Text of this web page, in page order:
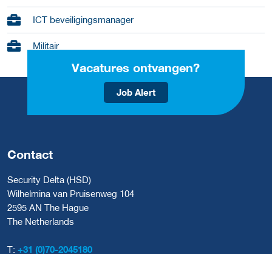
ICT beveiligingsmanager
Militair
Vacatures ontvangen?
Job Alert
Contact
Security Delta (HSD)
Wilhelmina van Pruisenweg 104
2595 AN The Hague
The Netherlands
T: +31 (0)70-2045180